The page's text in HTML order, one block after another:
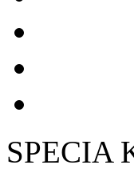
SPECIA